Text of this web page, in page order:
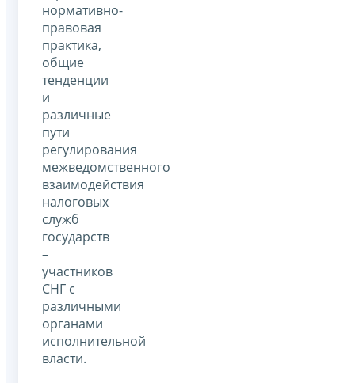
нормативно-
правовая
практика,
общие
тенденции
и
различные
пути
регулирования
межведомственного
взаимодействия
налоговых
служб
государств
–
участников
СНГ с
различными
органами
исполнительной
власти.